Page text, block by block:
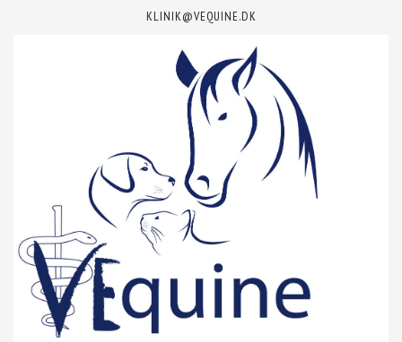
KLINIK@VEQUINE.DK